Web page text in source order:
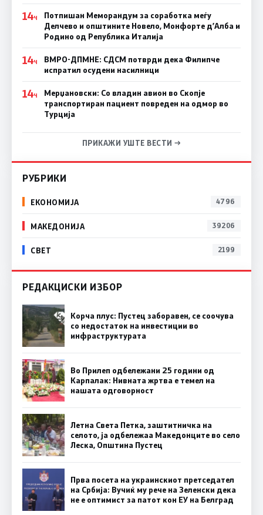
14Ч
Потпишан Меморандум за соработка меѓу
Делчево и општините Новело, Монфорте д’Алба и
Родино од Република Италија
14Ч
ВМРО-ДПМНЕ: СДСM потврди дека Филипче
испратил осудени насилници
14Ч
Мерџановски: Со владин авион во Скопје
транспортиран пациент повреден на одмор во
Турција
ПРИКАЖИ УШТЕ ВЕСТИ →
РУБРИКИ
ЕКОНОМИЈА 4796
МАКЕДОНИЈА 39206
СВЕТ 2199
РЕДАКЦИСКИ ИЗБОР
Корча плус: Пустец заборавен, се соочува
со недостаток на инвестиции во
инфраструктурата
Во Прилеп одбележани 25 години од
Карпалак: Нивната жртва е темел на
нашата одговорност
Летна Света Петка, заштитничка на
селото, ја одбележаа Македонците во село
Леска, Општина Пустец
Прва посета на украинскиот претседател
на Србија: Вучиќ му рече на Зеленски дека
не е оптимист за патот кон ЕУ на Белград